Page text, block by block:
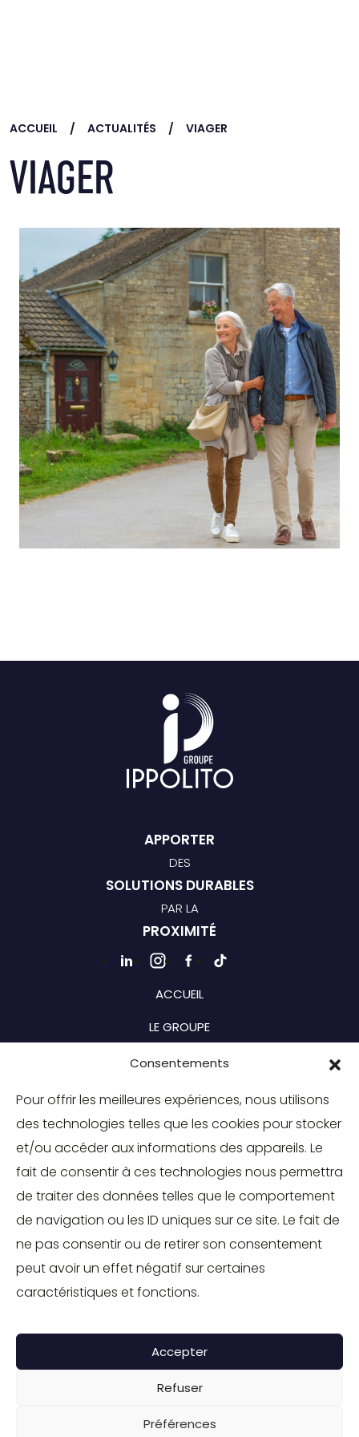
Consentements
Pour offrir les meilleures expériences, nous utilisons
des technologies telles que les cookies pour stocker
et/ou accéder aux informations des appareils. Le
fait de consentir à ces technologies nous permettra
de traiter des données telles que le comportement
de navigation ou les ID uniques sur ce site. Le fait de
ne pas consentir ou de retirer son consentement
peut avoir un effet négatif sur certaines
caractéristiques et fonctions.
Accepter
Refuser
Préférences
ACCUEIL ACTUALITÉS VIAGER
VIAGER
APPORTER
DES
SOLUTIONS DURABLES
PAR LA
PROXIMITÉ
ACCUEIL
LE GROUPE
BRANCHES
MOBILITÉS
TOURISME
ENVIRONNEMENT
IMMOBILIER
SOCIÉTÉ À MISSION
GROUPE IPPOLITO
-Politique de confidentialité